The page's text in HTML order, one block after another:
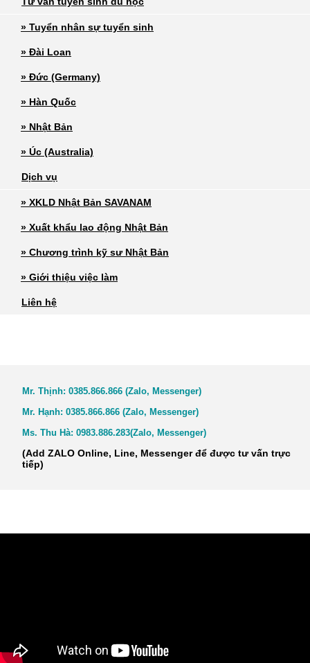
» Tuyển nhân sự tuyển sinh
» Đài Loan
» Đức (Germany)
» Hàn Quốc
» Nhật Bản
» Úc (Australia)
Dịch vụ
» XKLD Nhật Bản SAVANAM
» Xuất khẩu lao động Nhật Bản
» Chương trình kỹ sư Nhật Bản
» Giới thiệu việc làm
Liên hệ
Mr. Thịnh: 0385.866.866 (Zalo, Messenger)
Mr. Hạnh: 0385.866.866 (Zalo, Messenger)
Ms. Thu Hà: 0983.886.283(Zalo, Messenger)
(Add ZALO Online, Line, Messengerđể được tư vấn trực
tiếp)